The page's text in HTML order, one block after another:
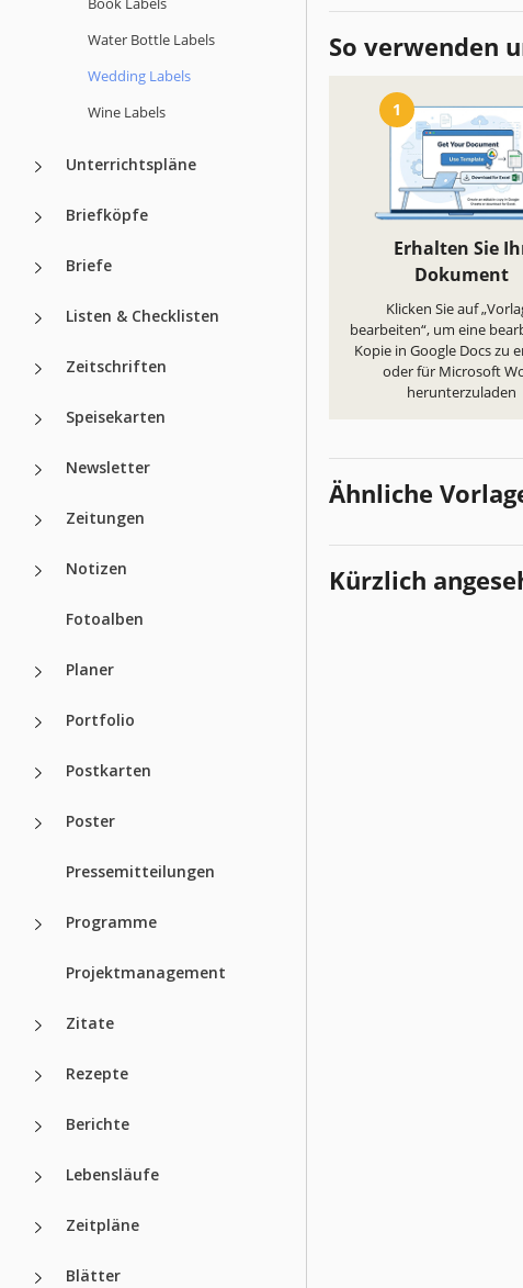
Water Bottle Labels
Wedding Labels
Wine Labels
Unterrichtspläne
Briefköpfe
Briefe
Listen & Checklisten
Zeitschriften
Speisekarten
Newsletter
Zeitungen
Notizen
Fotoalben
Planer
Portfolio
Postkarten
Poster
Pressemitteilungen
Programme
Projektmanagement
Zitate
Rezepte
Berichte
Lebensläufe
Zeitpläne
Blätter
So verwenden
1
Erhalten Sie
Dokument
Klicken Sie auf
bearbeiten“, um eine
Kopie in Google Docs zu
oder für Microsoft
herunterzuladen
Ähnliche
Kürzlich